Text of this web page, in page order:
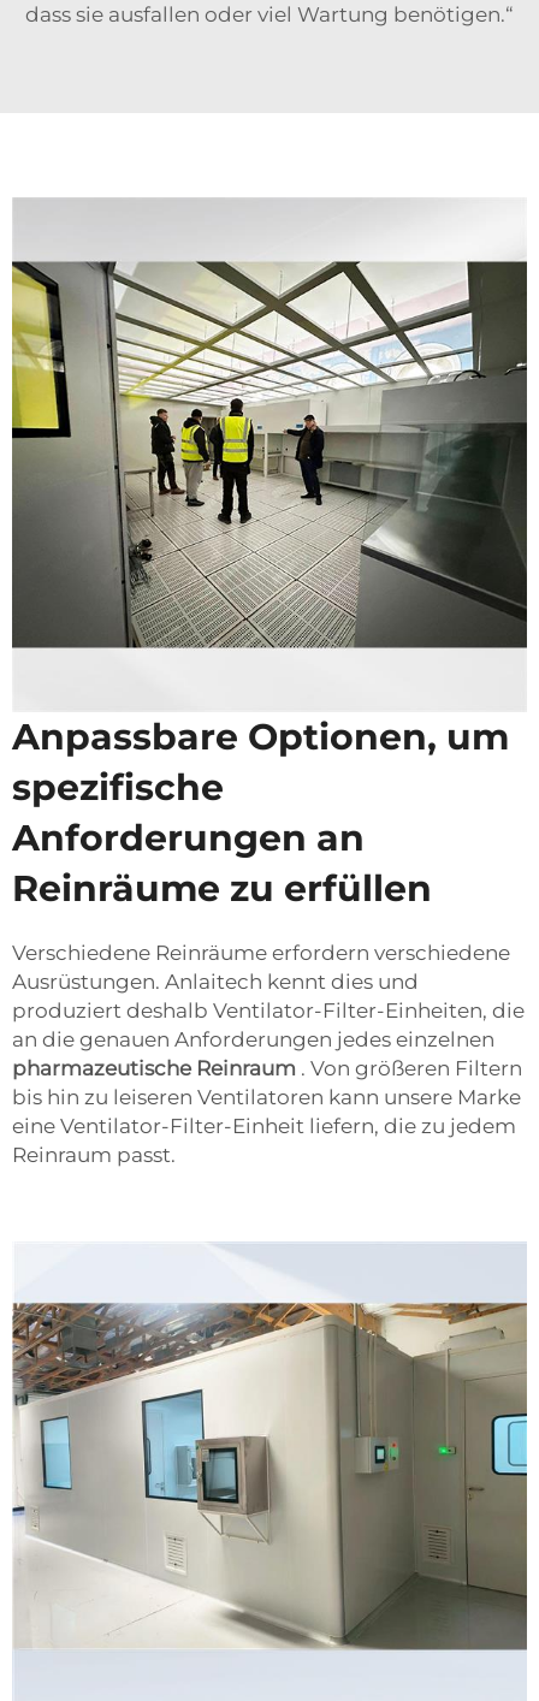
dass sie ausfallen oder viel Wartung benötigen.“
Anpassbare Optionen, um
spezifische
Anforderungen an
Reinräume zu erfüllen
Verschiedene Reinräume erfordern verschiedene
Ausrüstungen. Anlaitech kennt dies und
produziert deshalb Ventilator-Filter-Einheiten, die
an die genauen Anforderungen jedes einzelnen
pharmazeutische Reinraum . Von größeren Filtern
bis hin zu leiseren Ventilatoren kann unsere Marke
eine Ventilator-Filter-Einheit liefern, die zu jedem
Reinraum passt.